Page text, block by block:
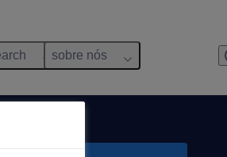
sobre nós